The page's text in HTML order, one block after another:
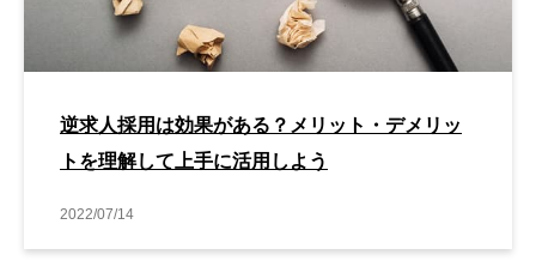
逆求人採用は効果がある？メリット・デメリッ
トを理解して上手に活用しよう
2022/07/14